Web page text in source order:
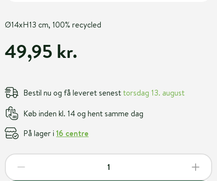
Ø14xH13 cm, 100% recycled
49,95 kr.
Bestil nu og få leveret senesttorsdag 13. august
Køb inden kl. 14 og hent samme dag
På lager i 16 centre